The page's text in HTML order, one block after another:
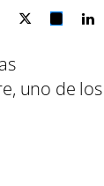
uno de los